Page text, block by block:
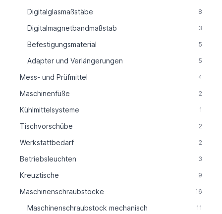
Digitalglasmaßstäbe 8
Digitalmagnetbandmaßstab 3
Befestigungsmaterial 5
Adapter und Verlängerungen 5
Mess- und Prüfmittel 4
Maschinenfüße 2
Kühlmittelsysteme 1
Tischvorschübe 2
Werkstattbedarf 2
Betriebsleuchten 3
Kreuztische 9
Maschinenschraubstöcke 16
Maschinenschraubstock mechanisch 11